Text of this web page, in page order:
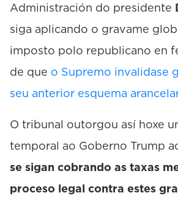
Administración do presidente
siga aplicando o gravame
imposto polo republicano en
de que o Supremo invalidase
seu anterior esquema
O tribunal outorgou así hoxe
temporal ao Goberno Trump
se sigan cobrando as taxas
proceso legal contra estes